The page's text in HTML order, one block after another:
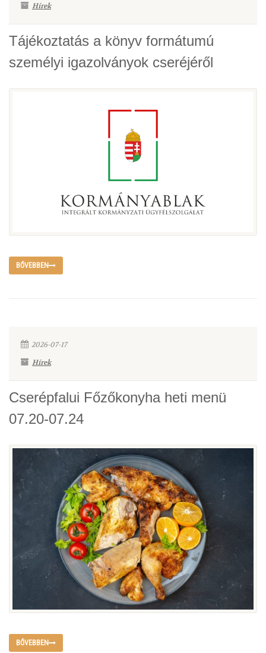
Hírek
Tájékoztatás a könyv formátumú
személyi igazolványok cseréjéről
BŐVEBBEN
2026-07-17
Hírek
Cserépfalui Főzőkonyha heti menü
07.20-07.24
BŐVEBBEN